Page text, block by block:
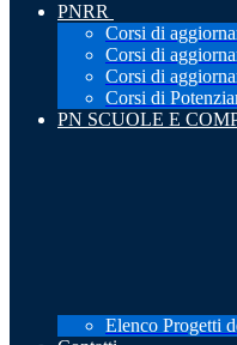
PNRR
Corsi di
Corsi di
Corsi di
Corsi di
PN SCUOLE E
Elenco Progetti